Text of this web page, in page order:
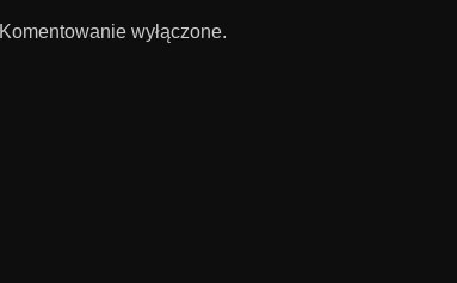
Komentowanie wyłączone.